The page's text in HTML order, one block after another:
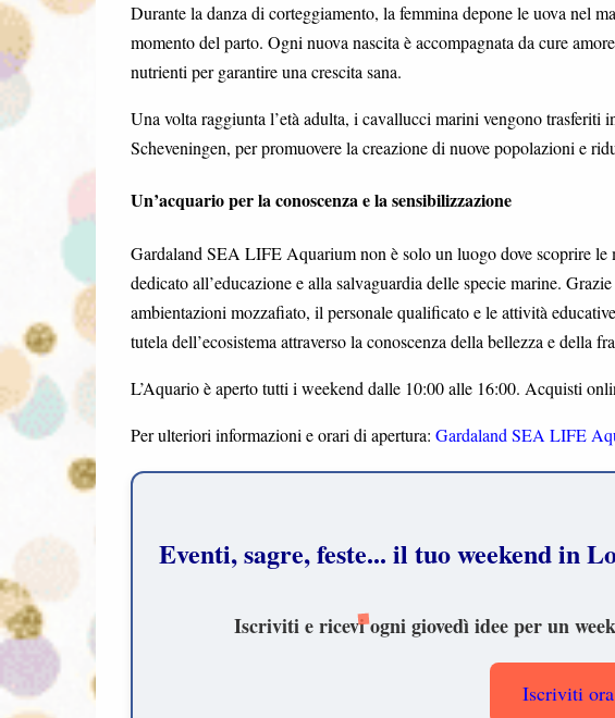
Durante la danza di corteggiamento, la femmina depone le uova nel
momento del parto. Ogni nuova nascita è accompagnata da cure
nutrienti per garantire una crescita sana.
Una volta raggiunta l’età adulta, i cavallucci marini vengono
Scheveningen, per promuovere la creazione di nuove popolazioni e
Un’acquario per la conoscenza e la sensibilizzazione
Gardaland SEA LIFE Aquarium non è solo un luogo dove scoprire le
dedicato all’educazione e alla salvaguardia delle specie marine.
ambientazioni mozzafiato, il personale qualificato e le attività
tutela dell’ecosistema attraverso la conoscenza della bellezza e della
L’Aquario è aperto tutti i weekend dalle 10:00 alle 16:00. Acquisti
Per ulteriori informazioni e orari di apertura: Gardaland SEA LIFE
Eventi, sagre, feste... il tuo weekend in
Iscriviti e ricevi ogni giovedì idee per un
Iscriviti